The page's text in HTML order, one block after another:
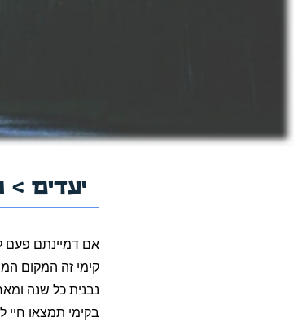
יעדים >
אם דמיינתם פעם
קימי זה המקום
נבנית כל שנה
בקימי תמצאו חיי